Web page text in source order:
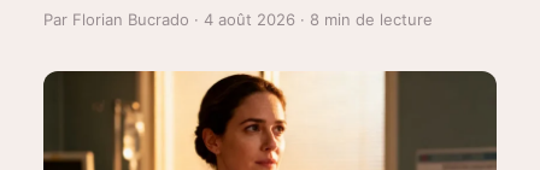
Par Florian Bucrado · 4 août 2026 · 8 min de lecture